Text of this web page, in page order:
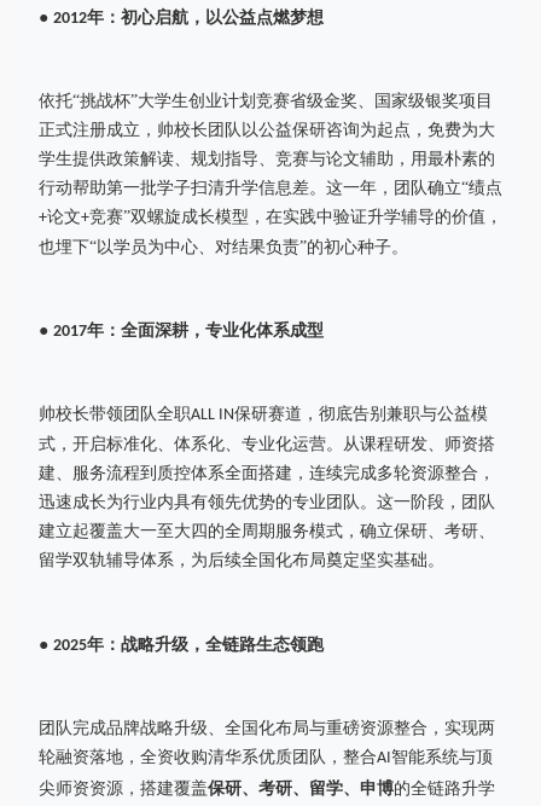
● 2012年：初心启航，以公益点燃梦想
依托“挑战杯”大学生创业计划竞赛省级金奖、国家级银奖项目
正式注册成立，帅校长团队以公益保研咨询为起点，免费为大
学生提供政策解读、规划指导、竞赛与论文辅助，用最朴素的
行动帮助第一批学子扫清升学信息差。这一年，团队确立“绩点
+论文+竞赛”双螺旋成长模型，在实践中验证升学辅导的价值，
也埋下“以学员为中心、对结果负责”的初心种子。
● 2017年：全面深耕，专业化体系成型
帅校长带领团队全职ALL IN保研赛道，彻底告别兼职与公益模
式，开启标准化、体系化、专业化运营。从课程研发、师资搭
建、服务流程到质控体系全面搭建，连续完成多轮资源整合，
迅速成长为行业内具有领先优势的专业团队。这一阶段，团队
建立起覆盖大一至大四的全周期服务模式，确立保研、考研、
留学双轨辅导体系，为后续全国化布局奠定坚实基础。
● 2025年：战略升级，全链路生态领跑
团队完成品牌战略升级、全国化布局与重磅资源整合，实现两
轮融资落地，全资收购清华系优质团队，整合AI 智能系统与顶
尖师资资源，搭建覆盖保研、考研、留学、申博的全链路升学